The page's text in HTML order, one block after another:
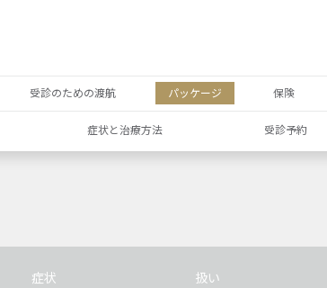
受診のための渡航 パッケージ 保険
症状と治療方法 受診予約
症状 扱い